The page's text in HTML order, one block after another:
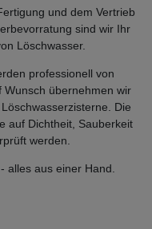
und dem Vertrieb
sind wir Ihr
Löschwasser.
professionell von
übernehmen wir
Die
auf Dichtheit, Sauberkeit
werden.
alles aus einer Hand.